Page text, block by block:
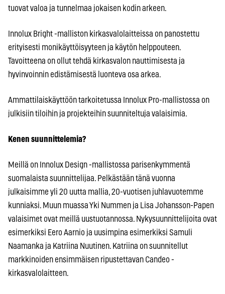
tuovat valoa ja tunnelmaa jokaisen kodin arkeen.
Innolux Bright -malliston kirkasvalolaitteissa on panostettu
erityisesti monikäyttöisyyteen ja käytön helppouteen.
Tavoitteena on ollut tehdä kirkasvalon nauttimisesta ja
hyvinvoinnin edistämisestä luonteva osa arkea.
Ammattilaiskäyttöön tarkoitetussa Innolux Pro-mallistossa on
julkisiin tiloihin ja projekteihin suunniteltuja valaisimia.
Kenen suunnittelemia?
Meillä on Innolux Design -mallistossa parisenkymmentä
suomalaista suunnittelijaa. Pelkästään tänä vuonna
julkaisimme yli 20 uutta mallia, 20-vuotisen juhlavuotemme
kunniaksi. Muun muassa Yki Nummen ja Lisa Johansson-Papen
valaisimet ovat meillä uustuotannossa. Nykysuunnittelijoita ovat
esimerkiksi Eero Aarnio ja uusimpina esimerkiksi Samuli
Naamanka ja Katriina Nuutinen. Katriina on suunnitellut
markkinoiden ensimmäisen ripustettavan Candeo -
kirkasvalolaitteen.